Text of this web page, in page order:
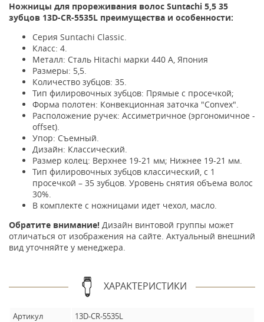
Ножницы для прореживания волос Suntachi 5,5 35
зубцов 13D-CR-5535L преимущества и особенности:
Серия Suntachi Classic.
Класс: 4.
Металл: Сталь Hitachi марки 440 А, Япония
Размеры: 5,5.
Количество зубцов: 35.
Тип филировочных зубцов: Прямые с просечкой;
Форма полотен: Конвекционная заточка "Convex".
Расположение ручек: Ассиметричное (эргономичное -
offset).
Упор: Съемный.
Дизайн: Классический.
Размер колец: Верхнее 19-21 мм; Нижнее 19-21 мм.
Тип филировочных зубцов классический, с 1
просечкой – 35 зубцов. Уровень снятия объема волос
30%.
В комплекте с ножницами идет чехол, масло.
Обратите внимание! Дизайн винтовой группы может
отличаться от изображения на сайте. Актуальный внешний
вид уточняйте у менеджера.
ХАРАКТЕРИСТИКИ
Артикул
13D-CR-5535L